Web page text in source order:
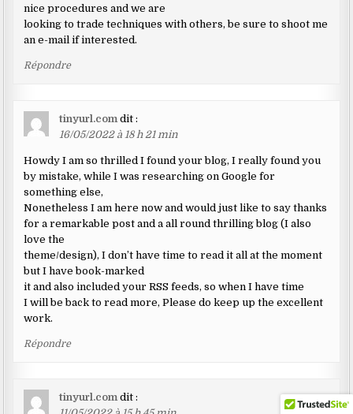
nice procedures and we are
looking to trade techniques with others, be sure to shoot me
an e-mail if interested.
Répondre
tinyurl.com dit :
16/05/2022 à 18 h 21 min
Howdy I am so thrilled I found your blog, I really found you
by mistake, while I was researching on Google for
something else,
Nonetheless I am here now and would just like to say thanks
for a remarkable post and a all round thrilling blog (I also
love the
theme/design), I don’t have time to read it all at the moment
but I have book-marked
it and also included your RSS feeds, so when I have time
I will be back to read more, Please do keep up the excellent
work.
Répondre
tinyurl.com dit :